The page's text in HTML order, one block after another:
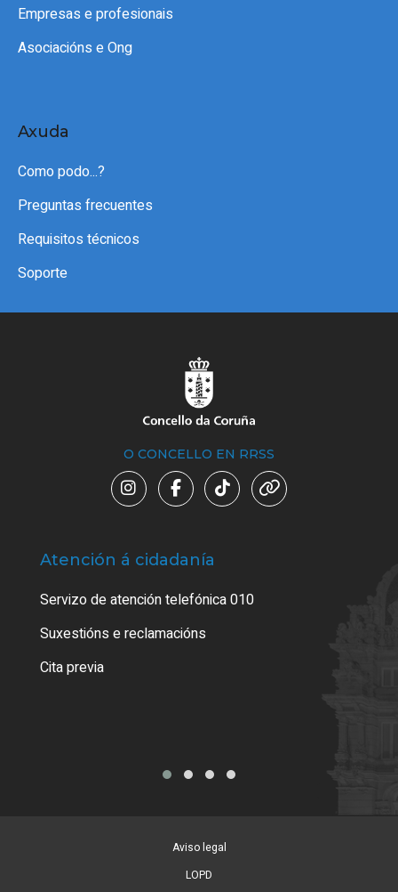
Empresas e profesionais
Asociacións e Ong
Axuda
Como podo...?
Preguntas frecuentes
Requisitos técnicos
Soporte
O CONCELLO EN RRSS
Atención á cidadanía
Servizo de atención telefónica 010
Suxestións e reclamacións
Cita previa
Aviso legal
LOPD